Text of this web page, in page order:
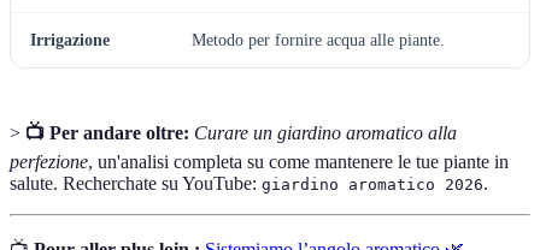
Irrigazione Metodo per fornire acqua alle piante.
> 📺 Per andare oltre: Curare un giardino aromatico alla
perfezione, un'analisi completa su come mantenere le tue piante in
salute. Recherchate su YouTube: giardino aromatico 2026.